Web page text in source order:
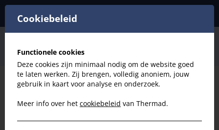
Cookiebeleid
Functionele cookies
Deze cookies zijn minimaal nodig om de website goed
te laten werken. Zij brengen, volledig anoniem, jouw
gebruik in kaart voor analyse en onderzoek.
Meer info over het cookiebeleid van Thermad.
HR D180 Bocht 45°
Filteren
Ventilatie